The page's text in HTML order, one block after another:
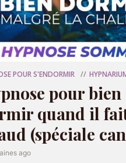
progressive dans
, comme si vous
intérieur qui vous
vers votre état le
vous descendez…
mental se calme.
corps se relâche.
vous retrouvez cette
POUR S'ENDORMIR
pour bien
quand il
(spéciale
ago